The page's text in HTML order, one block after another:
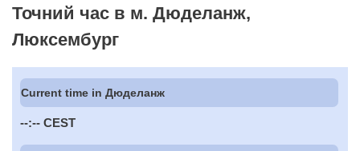
Точний час в м. Дюделанж,
Люксембург
Current time in Дюделанж
--:-- CEST